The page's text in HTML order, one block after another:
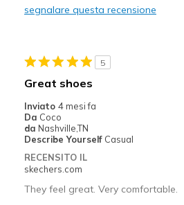
Casual Wear
Width
Sizing
Feels true to size
View On Shoes
segnalare questa recensione
5
Great shoes
Inviato 4 mesi fa
Da Coco
da Nashville,TN
Describe Yourself Casual
RECENSITO IL
skechers.com
They feel great. Very comfortable.